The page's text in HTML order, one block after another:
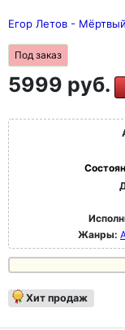
Егор Летов -
Под заказ
5999 руб.
Жанры:
Хит продаж